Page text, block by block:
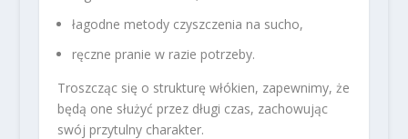
łagodne metody czyszczenia na sucho,
ręczne pranie w razie potrzeby.
Troszcząc się o strukturę włókien, zapewnimy, że
będą one służyć przez długi czas, zachowując
swój przytulny charakter.